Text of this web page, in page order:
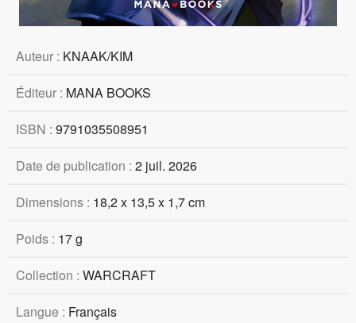
Auteur : KNAAK/KIM
Éditeur : MANA BOOKS
ISBN : 9791035508951
Date de publication : 2 juil. 2026
Dimensions : 18,2 x 13,5 x 1,7 cm
Poids : 17 g
Collection : WARCRAFT
Langue : Français